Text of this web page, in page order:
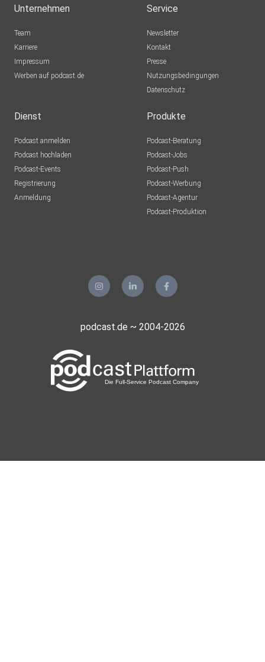
Unternehmen
Team
Karriere
Impressum
Werben auf podcast.de
Service
Newsletter
Kontakt
Presse
Nutzungsbedingungen
Datenschutz
Dienst
Podcast anmelden
Podcast hochladen
Podcast-Events
Registrierung
Anmeldung
Produkte
Podcast-Beratung
Podcast-Jobs
Podcast-Push
Podcast-Werbung
Podcast-Agentur
Podcast-Produktion
podcast.de ~ 2004-2026